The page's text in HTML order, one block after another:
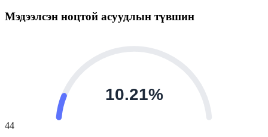
Мэдээлсэн ноцтой асуудлын түвшин
10.21%
44